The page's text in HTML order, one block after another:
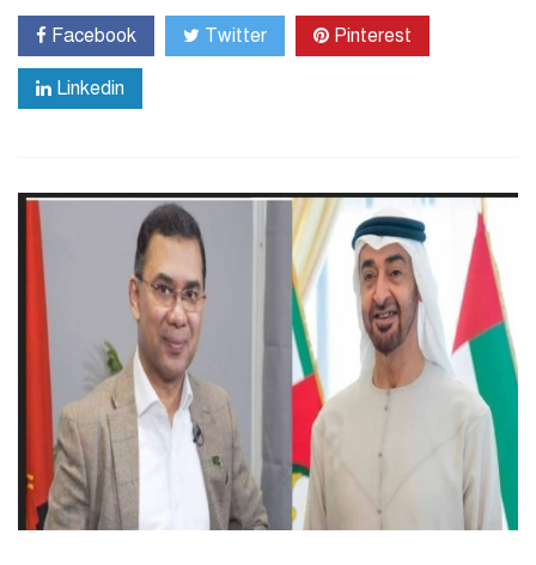
Facebook Twitter Pinterest
Linkedin